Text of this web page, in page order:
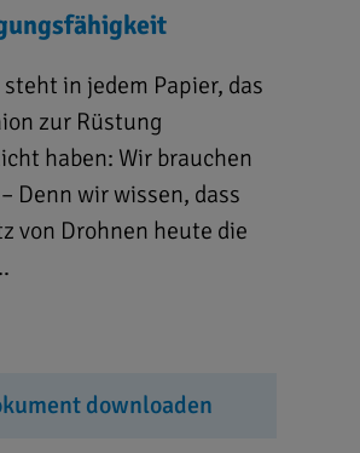
in jedem Papier, das
zur Rüstung
haben: Wir brauchen
Denn wir wissen, dass
von Drohnen heute die
downloaden